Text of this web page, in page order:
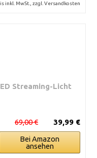
inkl. MwSt., zzgl. Versandkosten
Streaming-Licht
39,99 €
69,00 €
Bei Amazon
ansehen